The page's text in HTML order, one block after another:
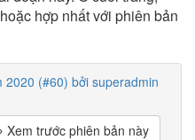
hợp nhất với phiên bản
(#60) bởi superadmin
Xem trước phiên bản này